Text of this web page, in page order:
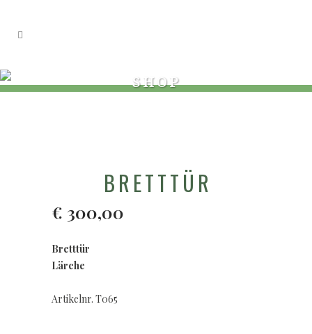
SHOP
BRETTTÜR
€ 300,00
Bretttür
Lärche
Artikelnr. T065